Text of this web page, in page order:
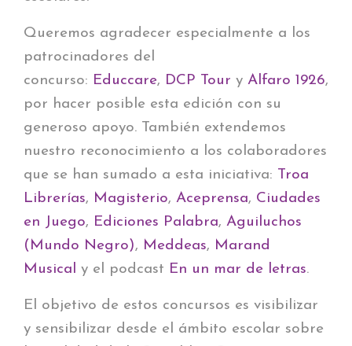
Queremos agradecer especialmente a los
patrocinadores del
concurso: Educcare, DCP Tour y Alfaro 1926,
por hacer posible esta edición con su
generoso apoyo. También extendemos
nuestro reconocimiento a los colaboradores
que se han sumado a esta iniciativa: Troa
Librerías, Magisterio, Aceprensa, Ciudades
en Juego, Ediciones Palabra, Aguiluchos
(Mundo Negro), Meddeas, Marand
Musical y el podcast En un mar de letras.
El objetivo de estos concursos es visibilizar
y sensibilizar desde el ámbito escolar sobre